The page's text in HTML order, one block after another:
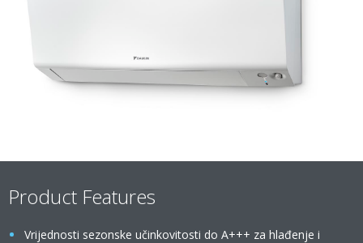
Product Features
Vrijednosti sezonske učinkovitosti do A+++ za hlađenje i